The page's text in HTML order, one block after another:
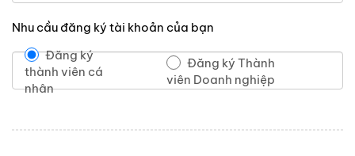
Nhu cầu đăng ký tài khoản của bạn
Đăng ký
thành viên cá
nhân
Đăng ký Thành
viên Doanh nghiệp